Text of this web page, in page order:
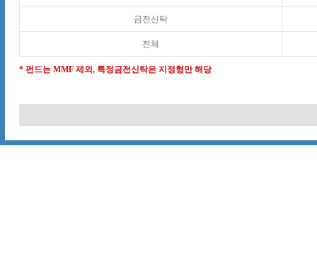
금전신탁
전체
* 펀드는 MMF 제외, 특정금전신탁은 지정형만 해당